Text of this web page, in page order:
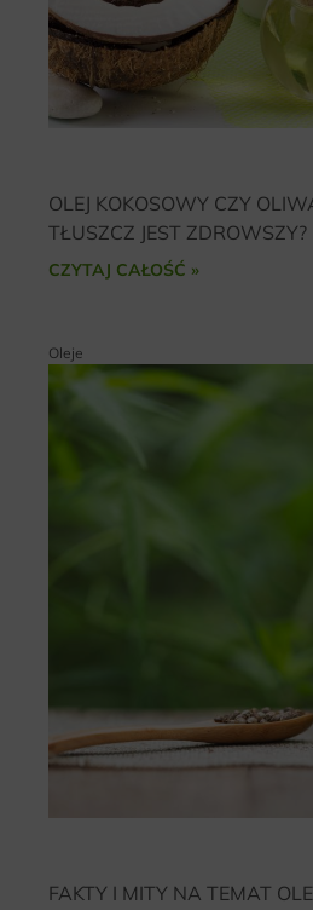
OLEJ KOKOSOWY CZY
TŁUSZCZ JEST ZDROWSZY?
CZYTAJ CAŁOŚĆ »
Oleje
FAKTY I MITY NA TEMAT